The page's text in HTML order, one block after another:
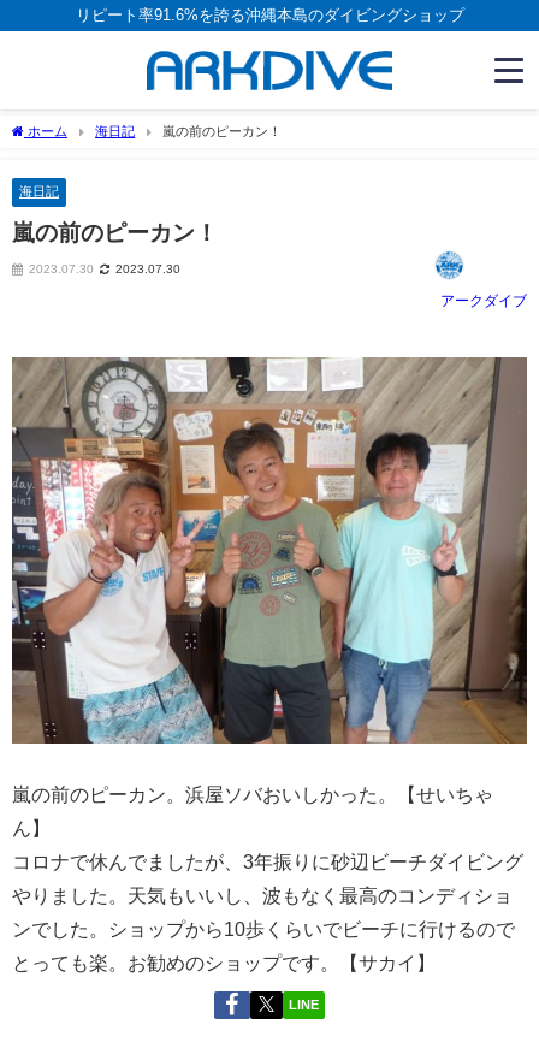
リピート率91.6%を誇る沖縄本島のダイビングショップ
ホーム 海日記 嵐の前のピーカン！
海日記
嵐の前のピーカン！
2023.07.30 2023.07.30
アークダイブ
嵐の前のピーカン。浜屋ソバおいしかった。【せいちゃ
ん】
コロナで休んでましたが、3年振りに砂辺ビーチダイビング
やりました。天気もいいし、波もなく最高のコンディショ
ンでした。ショップから10歩くらいでビーチに行けるので
とっても楽。お勧めのショップです。【サカイ】
LINE